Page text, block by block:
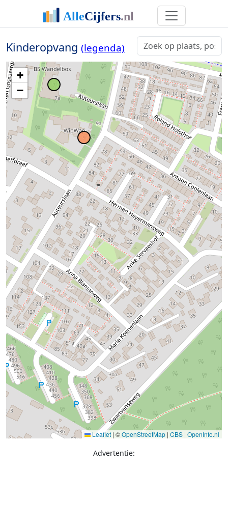
Kinderopvang (legenda)
+
−
Leaflet | ©OpenStreetMap | CBS | OpenInfo.nl
Advertentie: